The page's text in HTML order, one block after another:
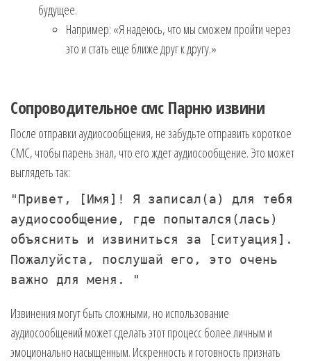
будущее.
Например: «Я надеюсь, что мы сможем пройти через
это и стать еще ближе друг к другу.»
Сопроводительное смс Парню извини
После отправки аудиосообщения, не забудьте отправить короткое
СМС, чтобы парень знал, что его ждет аудиосообщение. Это может
выглядеть так:
"Привет, [Имя] ! Я записал(а) для тебя
аудиосообщение, где попытался(лась)
объяснить и извиниться за
[ситуация] .
Пожалуйста, послушай его, это очень
важно для меня. "
Извинения могут быть сложными, но использование
аудиосообщений может сделать этот процесс более личным и
эмоционально насыщенным. Искренность и готовность признать